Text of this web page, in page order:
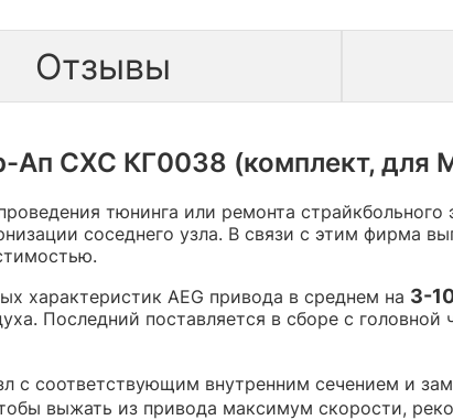
Отзывы
Ап СХС КГ0038 (комплект, для
тюнинга или ремонта страйкбольного
соседнего узла. В связи с этим фирма
характеристик AEG привода в среднем на 3-
Последний поставляется в сборе с
с соответствующим внутренним сечением и
выжать из привода максимум скорости,